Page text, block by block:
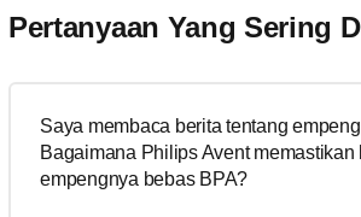
Pertanyaan Yang Sering
Saya membaca berita tentang
Bagaimana Philips Avent memastikan
empengnya bebas BPA?